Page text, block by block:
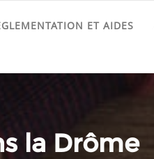
ET AIDES
la Drôme